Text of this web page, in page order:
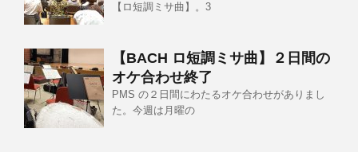
【ロ短調ミサ曲】。3
【BACH ロ短調ミサ曲】２日間の
オケ合わせ終了
PMS の２日間にわたるオケ合わせがありまし
た。今週は月曜の